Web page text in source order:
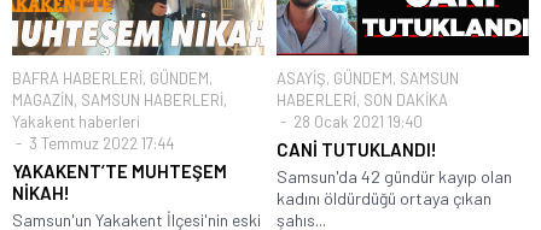
BAFRA HABERLERİ, GÜNDEM,
MAGAZİN, SAMSUN HABERLERİ,
Yakakent haberleri
3 Temmuz 2022 17:44
YAKAKENT’TE MUHTEŞEM
NİKAH!
Samsun'un Yakakent İlçesi'nin eski
ASAYİŞ, GÜNDEM, SAMSUN
HABERLERİ, SON DAKİKA
28 Ocak 2021 19:40
CANİ TUTUKLANDI!
Samsun'da 42 gündür kayıp olan
kadını öldürdüğü ortaya çıkan
şahıs...